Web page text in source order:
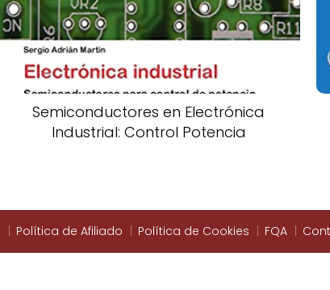
Semiconductores en Electrónica
Industrial: Control Potencia
Política de Afiliado Política de Cookies FQA